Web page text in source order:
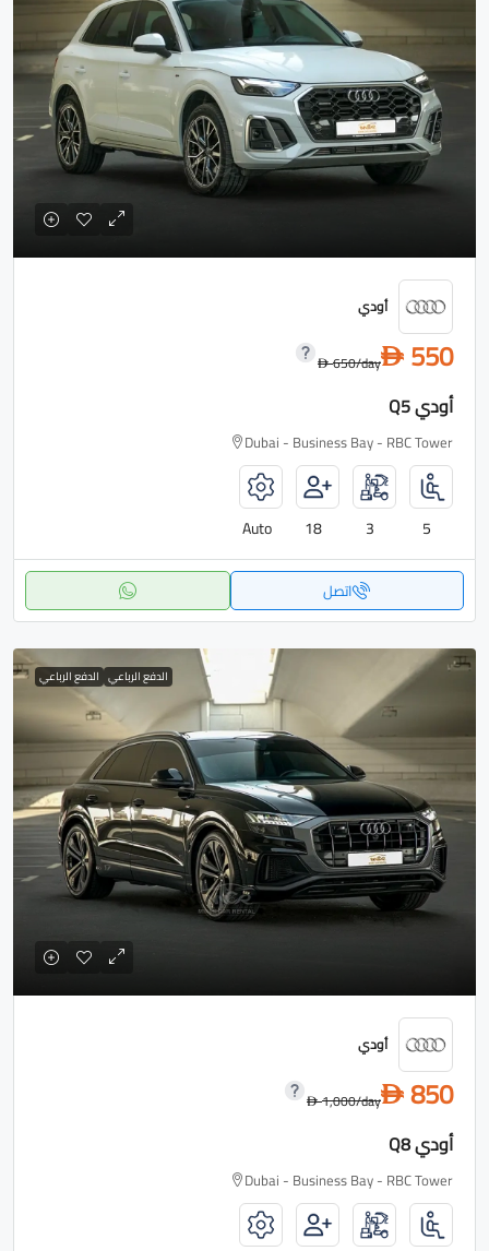
أودي
D 550
D650/day
أودي Q5
Dubai - Business Bay - RBC Tower
5
3
18
Auto
اتصل
الدفع الرباعي الدفع الرباعي
أودي
D 850
D1,000/day
أودي Q8
Dubai - Business Bay - RBC Tower